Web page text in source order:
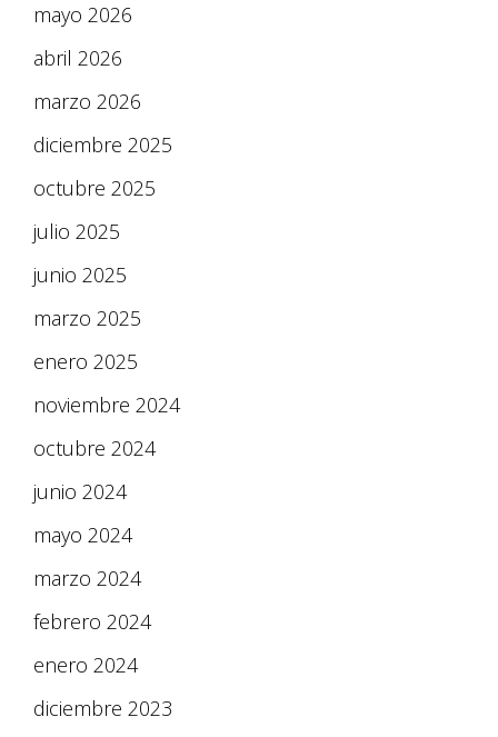
mayo 2026
abril 2026
marzo 2026
diciembre 2025
octubre 2025
julio 2025
junio 2025
marzo 2025
enero 2025
noviembre 2024
octubre 2024
junio 2024
mayo 2024
marzo 2024
febrero 2024
enero 2024
diciembre 2023